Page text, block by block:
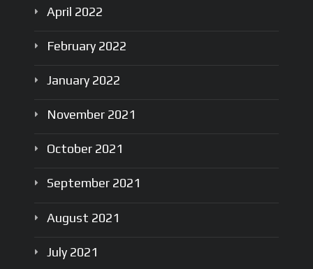
April 2022
February 2022
January 2022
November 2021
October 2021
September 2021
August 2021
July 2021